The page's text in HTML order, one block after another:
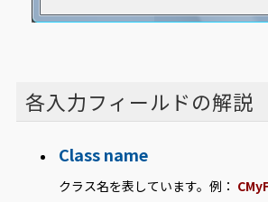
各入力フィールドの解説
Class name
クラス名を表しています。例：